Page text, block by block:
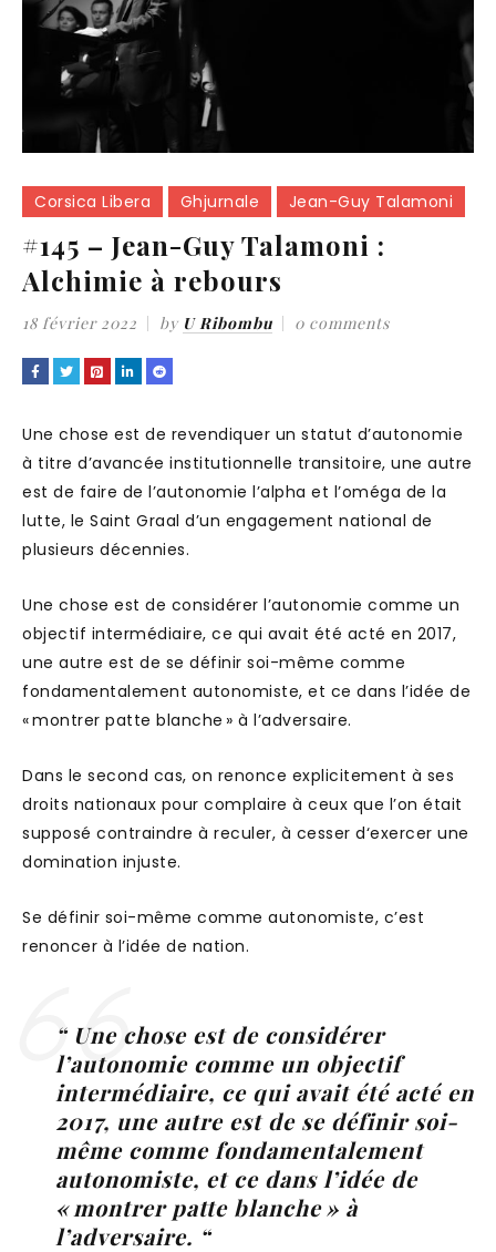
Corsica Libera Ghjurnale Jean-Guy Talamoni
#145 – Jean-Guy Talamoni :
Alchimie à rebours
18 février 2022 by U Ribombu 0 comments
Une chose est de revendiquer un statut d’autonomie
à titre d’avancée institutionnelle transitoire, une autre
est de faire de l’autonomie l’alpha et l’oméga de la
lutte, le Saint Graal d’un engagement national de
plusieurs décennies.
Une chose est de considérer l’autonomie comme un
objectif intermédiaire, ce qui avait été acté en 2017,
une autre est de se définir soi-même comme
fondamentalement autonomiste, et ce dans l’idée de
« montrer patte blanche » à l’adversaire.
Dans le second cas, on renonce explicitement à ses
droits nationaux pour complaire à ceux que l’on était
supposé contraindre à reculer, à cesser d‘exercer une
domination injuste.
Se définir soi-même comme autonomiste, c’est
renoncer à l’idée de nation.
“ Une chose est de considérer
l’autonomie comme un objectif
intermédiaire, ce qui avait été acté en
2017, une autre est de se définir soi-
même comme fondamentalement
autonomiste, et ce dans l’idée de
« montrer patte blanche » à
l’adversaire. “